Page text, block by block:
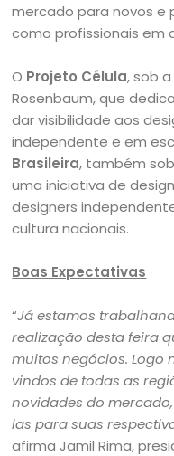
mercado para novos e
como profissionais em
O Projeto Célula, sob
Rosenbaum, que
dar visibilidade aos
independente e em
Brasileira, também
uma iniciativa de
designers
cultura nacionais.
Boas Expectativas
“Já estamos
realização desta feira
muitos negócios. Logo
vindos de todas as
novidades do
las para suas
afirma Jamil Rima,